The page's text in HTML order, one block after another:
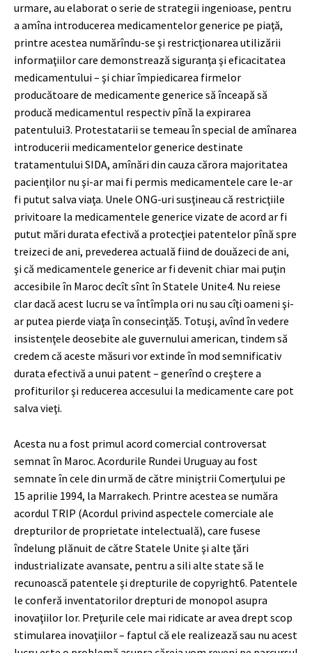
urmare, au elaborat o serie de strategii ingenioase, pentru
a amîna introducerea medicamentelor generice pe piaţă,
printre acestea numărîndu-se şi restricţionarea utilizării
informaţiilor care demonstrează siguranţa şi eficacitatea
medicamentului – şi chiar împiedicarea firmelor
producătoare de medicamente generice să înceapă să
producă medicamentul respectiv pînă la expirarea
patentului3. Protestatarii se temeau în special de amînarea
introducerii medicamentelor generice destinate
tratamentului SIDA, amînări din cauza cărora majoritatea
pacienţilor nu şi-ar mai fi permis medicamentele care le-ar
fi putut salva viaţa. Unele ONG-uri susţineau că restricţiile
privitoare la medicamentele generice vizate de acord ar fi
putut mări durata efectivă a protecţiei patentelor pînă spre
treizeci de ani, prevederea actuală fiind de douăzeci de ani,
şi că medicamentele generice ar fi devenit chiar mai puţin
accesibile în Maroc decît sînt în Statele Unite4. Nu reiese
clar dacă acest lucru se va întîmpla ori nu sau cîţi oameni şi-
ar putea pierde viaţa în consecinţă5. Totuşi, avînd în vedere
insistenţele deosebite ale guvernului american, tindem să
credem că aceste măsuri vor extinde în mod semnificativ
durata efectivă a unui patent – generînd o creştere a
profiturilor şi reducerea accesului la medicamente care pot
salva vieţi.
Acesta nu a fost primul acord comercial controversat
semnat în Maroc. Acordurile Rundei Uruguay au fost
semnate în cele din urmă de către miniştrii Comerţului pe
15 aprilie 1994, la Marrakech. Printre acestea se număra
acordul TRIP (Acordul privind aspectele comerciale ale
drepturilor de proprietate intelectuală), care fusese
îndelung plănuit de către Statele Unite şi alte ţări
industrializate avansate, pentru a sili alte state să le
recunoască patentele şi drepturile de copyright6. Patentele
le conferă inventatorilor drepturi de monopol asupra
inovaţiilor lor. Preţurile cele mai ridicate ar avea drept scop
stimularea inovaţiilor – faptul că ele realizează sau nu acest